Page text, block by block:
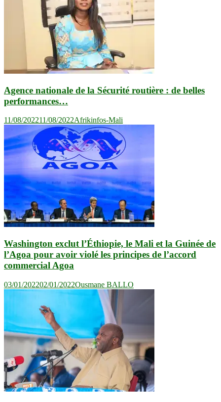
Agence nationale de la Sécurité routière : de belles
performances…
11/08/202211/08/2022Afrikinfos-Mali
Washington exclut l’Éthiopie, le Mali et la Guinée de
l’Agoa pour avoir violé les principes de l’accord
commercial Agoa
03/01/202202/01/2022Ousmane BALLO